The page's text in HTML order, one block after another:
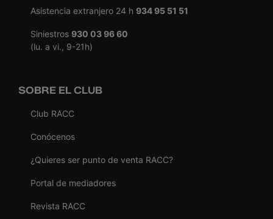
Asistencia extranjero 24 h 934 95 51 51
Siniestros 930 03 96 60
(lu. a vi., 9-21h)
SOBRE EL CLUB
Club RACC
Conócenos
¿Quieres ser punto de venta RACC?
Portal de mediadores
Revista RACC